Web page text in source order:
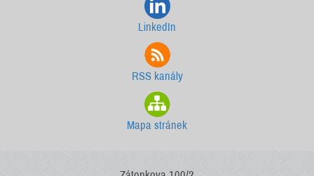
LinkedIn
RSS kanály
Mapa stránek